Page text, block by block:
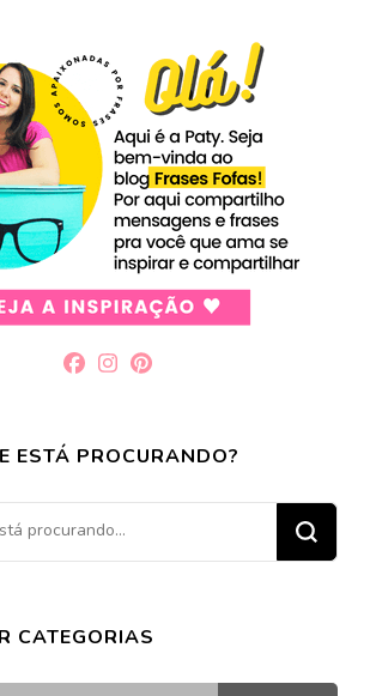
ESTÁ PROCURANDO?
CATEGORIAS